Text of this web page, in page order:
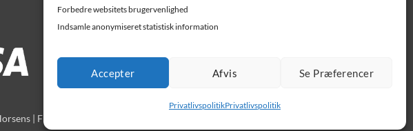
Forbedre websitets brugervenlighed
Indsamle anonymiseret statistisk information
Accepter Afvis Se Præferencer
PrivatlivspolitikPrivatlivspolitik
| Fredericia |